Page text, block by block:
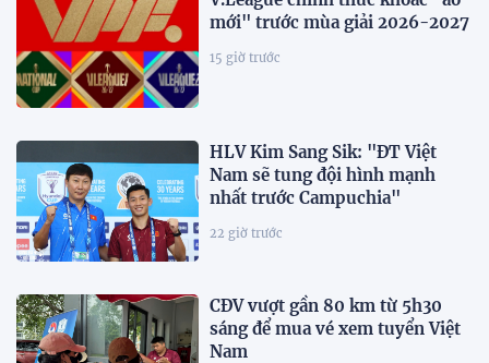
mới" trước mùa giải 2026-2027
15 giờ trước
HLV Kim Sang Sik: "ĐT Việt
Nam sẽ tung đội hình mạnh
nhất trước Campuchia"
22 giờ trước
CĐV vượt gần 80 km từ 5h30
sáng để mua vé xem tuyển Việt
Nam